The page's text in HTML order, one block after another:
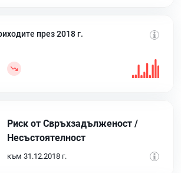
през 2018 г.
Риск от Свръхзадълженост /
Несъстоятелност
към 31.12.2018 г.